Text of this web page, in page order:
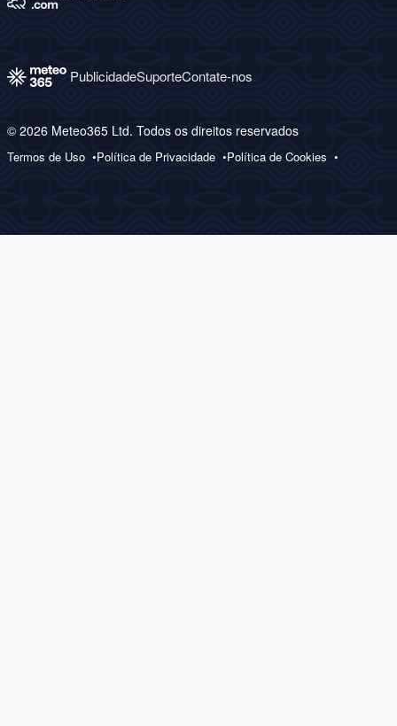
PublicidadeSuporteContate-nos
© 2026 Meteo365 Ltd. Todos os direitos reservados
Termos de Uso Política de Privacidade Política de Cookies